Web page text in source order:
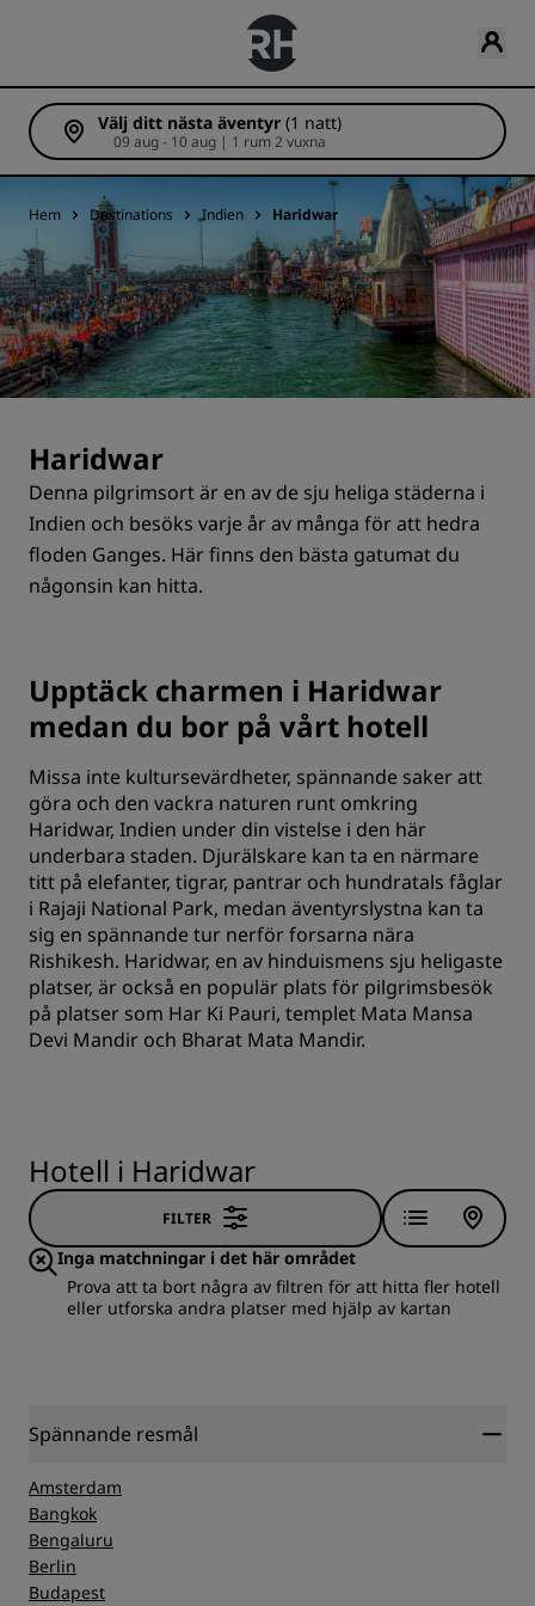
Välj ditt nästa äventyr (1 natt)
09 aug - 10 aug | 1 rum 2 vuxna
Hem Destinations Indien Haridwar
Haridwar
Denna pilgrimsort är en av de sju heliga städerna i
Indien och besöks varje år av många för att hedra
floden Ganges. Här finns den bästa gatumat du
någonsin kan hitta.
Upptäck charmen i Haridwar
medan du bor på vårt hotell
Missa inte kultursevärdheter, spännande saker att
göra och den vackra naturen runt omkring
Haridwar, Indien under din vistelse i den här
underbara staden. Djurälskare kan ta en närmare
titt på elefanter, tigrar, pantrar och hundratals fåglar
i Rajaji National Park, medan äventyrslystna kan ta
sig en spännande tur nerför forsarna nära
Rishikesh. Haridwar, en av hinduismens sju heligaste
platser, är också en populär plats för pilgrimsbesök
på platser som Har Ki Pauri, templet Mata Mansa
Devi Mandir och Bharat Mata Mandir.
Hotell i Haridwar
FILTER
Inga matchningar i det här området
Prova att ta bort några av filtren för att hitta fler hotell
eller utforska andra platser med hjälp av kartan
Spännande resmål
Amsterdam
Bangkok
Bengaluru
Berlin
Budapest